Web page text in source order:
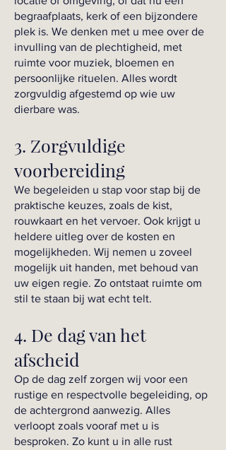
begraafplaats, kerk of een bijzondere
plek is. We denken met u mee over de
invulling van de plechtigheid, met
ruimte voor muziek, bloemen en
persoonlijke rituelen. Alles wordt
zorgvuldig afgestemd op wie uw
dierbare was.
3. Zorgvuldige
voorbereiding
We begeleiden u stap voor stap bij de
praktische keuzes, zoals de kist,
rouwkaart en het vervoer. Ook krijgt u
heldere uitleg over de kosten en
mogelijkheden. Wij nemen u zoveel
mogelijk uit handen, met behoud van
uw eigen regie. Zo ontstaat ruimte om
stil te staan bij wat echt telt.
4. De dag van het
afscheid
Op de dag zelf zorgen wij voor een
rustige en respectvolle begeleiding, op
de achtergrond aanwezig. Alles
verloopt zoals vooraf met u is
besproken. Zo kunt u in alle rust